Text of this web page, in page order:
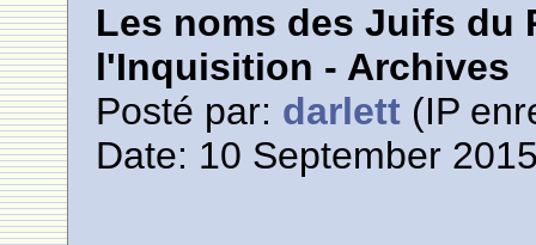
Les noms des Juifs du
l'Inquisition - Archives
Posté par: darlett (IP
Date: 10 September